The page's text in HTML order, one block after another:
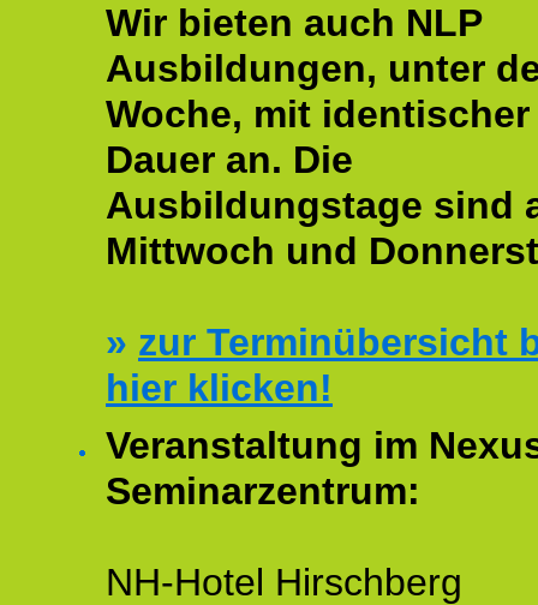
Wir bieten auch NLP
Ausbildungen, unter
Woche, mit identischer
Dauer an. Die
Ausbildungstage sind
Mittwoch und
» zur Terminübersicht
hier klicken!
Veranstaltung im
Seminarzentrum:
NH-Hotel Hirschberg